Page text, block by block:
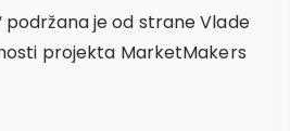
podržana je od strane Vlade
projekta MarketMakers